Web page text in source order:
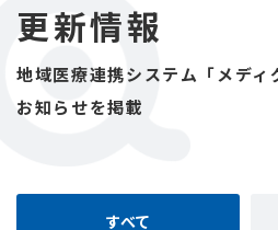
更新情報
地域医療連携システム「メディ
お知らせを掲載
すべて